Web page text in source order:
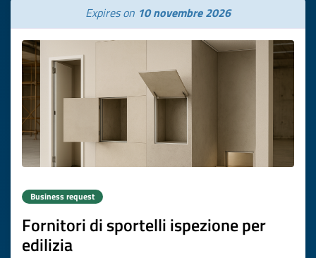
Expires on 10 novembre 2026
Business request
Fornitori di sportelli ispezione per
edilizia